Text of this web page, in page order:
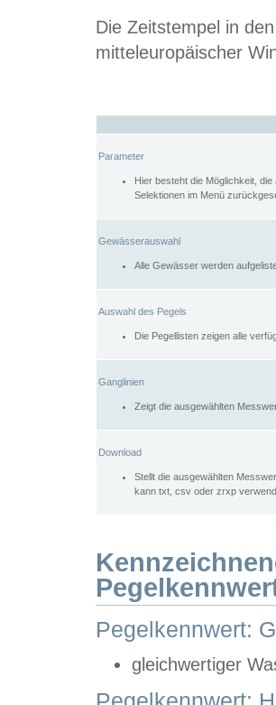
Die Zeitstempel in
mitteleuropäischer
Parameter
Hier besteht die Möglichkeit,
Selektionen im Menü
Gewässerauswahl
Alle Gewässer werden
Auswahl des Pegels
Die Pegellisten zeigen alle
Ganglinien
Zeigt die ausgewählten
Download
Stellt die ausgewählten
kann txt, csv oder zrxp
Pegelkennwert:
gleichwertiger